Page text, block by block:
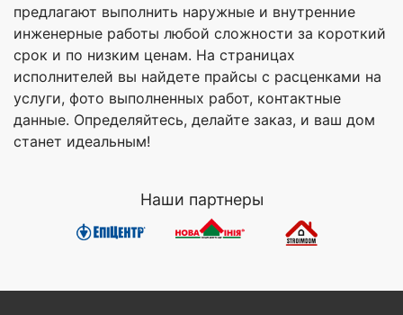
предлагают выполнить наружные и внутренние
инженерные работы любой сложности за короткий
срок и по низким ценам. На страницах
исполнителей вы найдете прайсы с расценками на
услуги, фото выполненных работ, контактные
данные. Определяйтесь, делайте заказ, и ваш дом
станет идеальным!
Наши партнеры